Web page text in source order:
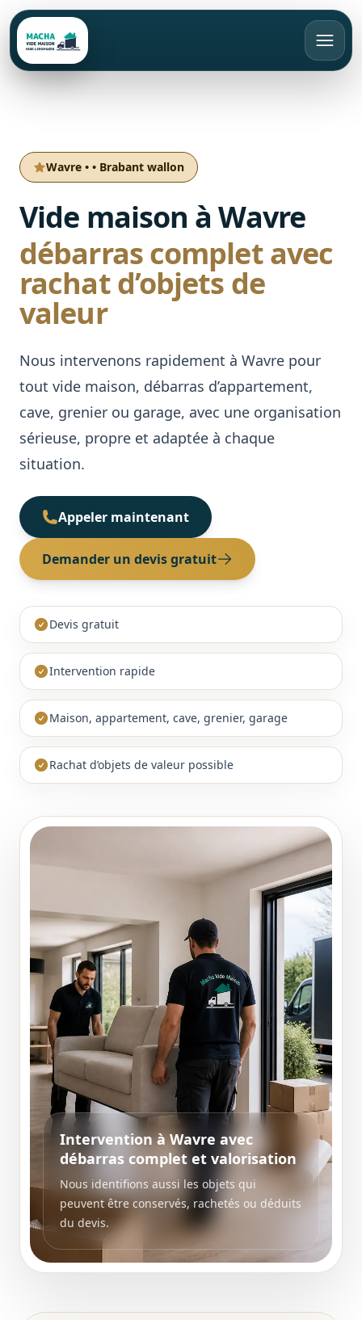
Accueil
Vide maison
Bruxelles
Brabant Wallon
Débarras
Appartement
Cave / Grenier / Garage
Rachat d’objets
Réalisations
Avis clients
Wavre • • Brabant wallon
Vide maison à Wavre
débarras complet avec
rachat d’objets de
valeur
Nous intervenons rapidement à Wavre pour
tout vide maison, débarras d’appartement,
cave, grenier ou garage, avec une organisation
sérieuse, propre et adaptée à chaque
situation.
Appeler maintenant
Demander un devis gratuit
Devis gratuit
Intervention rapide
Maison, appartement, cave, grenier, garage
Rachat d’objets de valeur possible
Intervention à Wavre avec
débarras complet et valorisation
Nous identifions aussi les objets qui
peuvent être conservés, rachetés ou déduits
du devis.